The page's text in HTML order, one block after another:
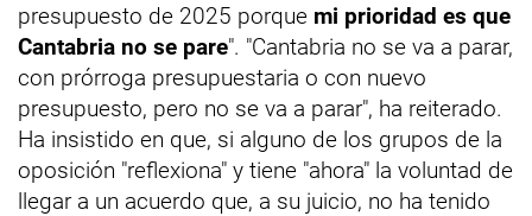
presupuesto de 2025 porque mi prioridad es que
Cantabria no se pare". "Cantabria no se va a parar,
con prórroga presupuestaria o con nuevo
presupuesto, pero no se va a parar", ha reiterado.
Ha insistido en que, si alguno de los grupos de la
oposición "reflexiona" y tiene "ahora" la voluntad de
llegar a un acuerdo que, a su juicio, no ha tenido